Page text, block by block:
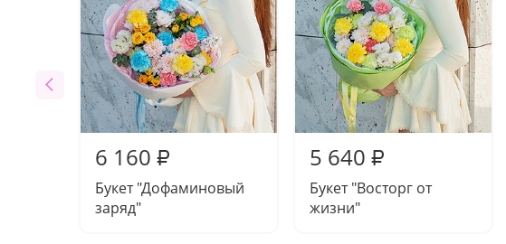
6 160 ₽
Букет "Дофаминовый
заряд"
5 640 ₽
Букет "Восторг от
жизни"